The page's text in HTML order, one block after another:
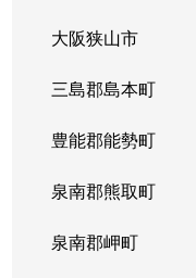
大阪狭山市
三島郡島本町
豊能郡能勢町
泉南郡熊取町
泉南郡岬町